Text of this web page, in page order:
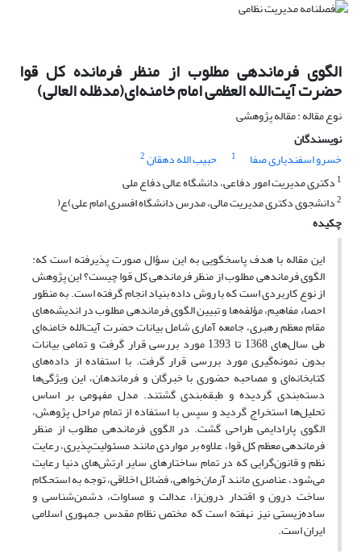
الگوی فرماندهی مطلوب از منظر فرمانده کل قوا
حضرت آیت‌الله العظمی امام خامنه‌ای(مدظله العالی)
نوع مقاله : مقاله پژوهشی
نویسندگان
خسرو اسفندیاری صفا
1 حبیب الله دهقان2
1 دکتری مدیریت امور دفاعی، دانشگاه عالی دفاع ملی
2دانشجوی دکتری مدیریت مالی، مدرس دانشگاه افسری امام علی)ع(
چکیده
این مقاله با هدف پاسخگویی به این سؤال صورت پذیرفته است که:
الگوی فرماندهی مطلوب از منظر فرماندهی کل قوا چیست؟ این پژوهش
از نوع کاربردی است که با روش داده بنیاد انجام گرفته است. به منظور
احصاء مفاهیم، مؤلفه‌ها و تبیین الگوی فرماندهی مطلوب در اندیشه‌های
مقام معظم رهبری، جامعه آماری شامل بیانات حضرت آیت‌الله خامنه‌ای
طی سال‌های 1368 تا 1393 مورد بررسی قرار گرفت و تمامی بیانات
بدون نمونه‌گیری مورد بررسی قرار گرفت. با استفاده از داده‌های
کتابخانه‌ای و مصاحبه حضوری با خبرگان و فرماندهان، این ویژگی‌ها
دسته‌بندی گردیده و طبقه‌بندی گشتند. مدل مفهومی بر اساس
تحلیل‌ها استخراج گردید و سپس با استفاده از تمام مراحل پژوهش،
الگوی پارادایمی طراحی گشت. در الگوی فرماندهی مطلوب از منظر
فرماندهی معظم کل قوا، علاوه بر مواردی مانند مسئولیت‌پذیری، رعایت
نظم و قانون‌گرایی که در تمام ساختارهای سایر ارتش‌های دنیا رعایت
می‌شود، عناصری مانند آرمان‌خواهی، فضائل اخلاقی، توجه به استحکام
ساخت درون و اقتدار درون‌زا، عدالت و مساوات، دشمن‌شناسی و
ساده‌زیستی نیز نهفته است که مختص نظام مقدس جمهوری اسلامی
ایران است.